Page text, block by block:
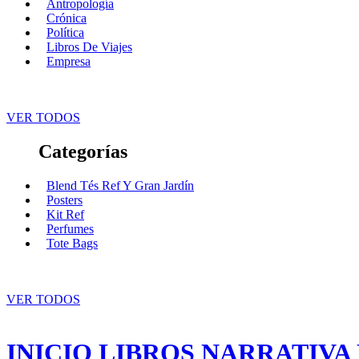
Antropología
Crónica
Política
Libros De Viajes
Empresa
VER TODOS
Categorías
Blend Tés Ref Y Gran Jardín
Posters
Kit Ref
Perfumes
Tote Bags
VER TODOS
INICIO LIBROS NARRATIVA